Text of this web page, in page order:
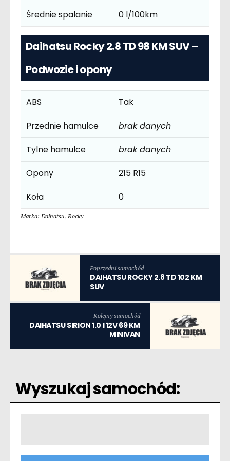
Średnie spalanie 0 l/100km
Daihatsu Rocky 2.8 TD 98 KM SUV –
Podwozie i opony
ABS
Tak
Przednie hamulce
brak danych
Tylne hamulce
brak danych
Opony
215 R15
Koła
0
Marka: Daihatsu, Rocky
Poprzedni samochód
DAIHATSU ROCKY 2.8 TD 102 KM
SUV
Kolejny samochód
DAIHATSU SIRION 1.0 I 12V 69 KM
MINIVAN
Wyszukaj samochód: